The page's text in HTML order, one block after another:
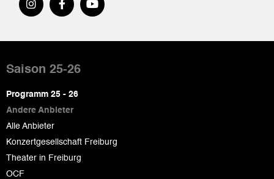
de
page
Saison 25-26
Programm 25 - 26
Andere Anbieter
Alle Anbieter
Konzertgesellschaft Freiburg
Theater in Freiburg
OCF